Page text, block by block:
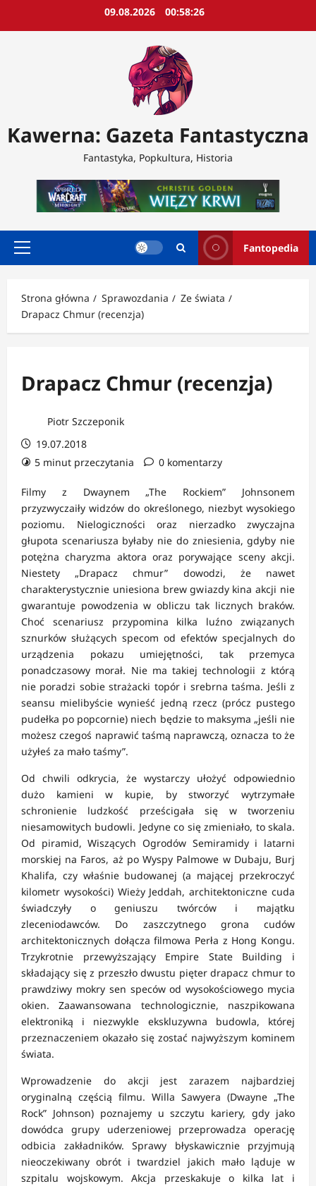
09.08.2026 00:58:28
Kawerna: Gazeta Fantastyczna
Fantastyka, Popkultura, Historia
Menu
Fantopedia
Strona główna Sprawozdania
Ze świata
Drapacz Chmur (recenzja)
Drapacz Chmur (recenzja)
Piotr Szczeponik
19.07.2018
5 minut przeczytania
0 komentarzy
Filmy z Dwaynem „The Rockiem” Johnsonem
przyzwyczaiły widzów do określonego, niezbyt wysokiego
poziomu. Nielogiczności oraz nierzadko zwyczajna
głupota scenariusza byłaby nie do zniesienia, gdyby nie
potężna charyzma aktora oraz porywające sceny akcji.
Niestety „Drapacz chmur” dowodzi, że nawet
charakterystycznie uniesiona brew gwiazdy kina akcji nie
gwarantuje powodzenia w obliczu tak licznych braków.
Choć scenariusz przypomina kilka luźno związanych
sznurków służących specom od efektów specjalnych do
urządzenia pokazu umiejętności, tak przemyca
ponadczasowy morał. Nie ma takiej technologii z którą
nie poradzi sobie strażacki topór i srebrna taśma. Jeśli z
seansu mielibyście wynieść jedną rzecz (prócz pustego
pudełka po popcornie) niech będzie to maksyma „jeśli nie
możesz czegoś naprawić taśmą naprawczą, oznacza to że
użyłeś za mało taśmy”.
Od chwili odkrycia, że wystarczy ułożyć odpowiednio
dużo kamieni w kupie, by stworzyć wytrzymałe
schronienie ludzkość prześcigała się w tworzeniu
niesamowitych budowli. Jedyne co się zmieniało, to skala.
Od piramid, Wiszących Ogrodów Semiramidy i latarni
morskiej na Faros, aż po Wyspy Palmowe w Dubaju, Burj
Khalifa, czy właśnie budowanej (a mającej przekroczyć
kilometr wysokości) Wieży Jeddah, architektoniczne cuda
świadczyły o geniuszu twórców i majątku
zleceniodawców. Do zaszczytnego grona cudów
architektonicznych dołącza filmowa Perła z Hong Kongu.
Trzykrotnie przewyższający Empire State Building i
składający się z przeszło dwustu pięter drapacz chmur to
prawdziwy mokry sen speców od wysokościowego mycia
okien. Zaawansowana technologicznie, naszpikowana
elektroniką i niezwykle ekskluzywna budowla, której
przeznaczeniem okazało się zostać najwyższym kominem
świata.
Wprowadzenie do akcji jest zarazem najbardziej
oryginalną częścią filmu. Willa Sawyera (Dwayne „The
Rock” Johnson) poznajemy u szczytu kariery, gdy jako
dowódca grupy uderzeniowej przeprowadza operację
odbicia zakładników. Sprawy błyskawicznie przyjmują
nieoczekiwany obrót i twardziel jakich mało ląduje w
szpitalu wojskowym. Akcja przeskakuje o kilka lat i